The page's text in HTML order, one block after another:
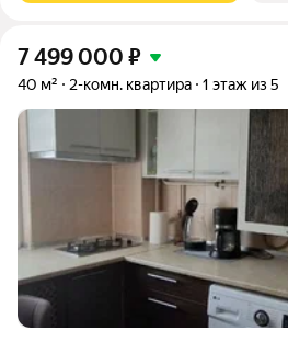
7 499 000 ₽
40 м² 2-комн. квартира 1 этаж из 5